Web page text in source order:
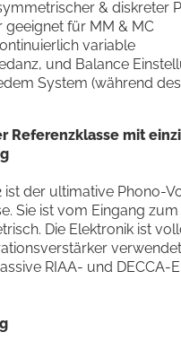
& diskreter
geeignet für MM & MC
variable
und Balance
System (während
Referenzklasse mit
ist der ultimative Phono-
Sie ist vom Eingang
Die Elektronik ist
RIAA- und DECCA-